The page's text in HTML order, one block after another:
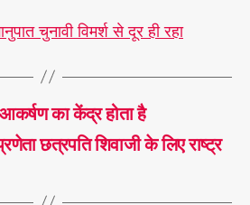
चुनावी विमर्श से दूर ही रहा
का केंद्र होता है
छत्रपति शिवाजी के लिए राष्ट्र